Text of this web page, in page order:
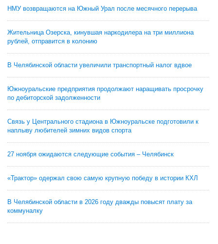
НМУ возвращаются на Южный Урал после месячного перерыва
Жительница Озерска, кинувшая наркодилера на три миллиона
рублей, отправится в колонию
В Челябинской области увеличили транспортный налог вдвое
Южноуральские предприятия продолжают наращивать просрочку
по дебиторской задолженности
Связь у Центрального стадиона в Южноуральске подготовили к
наплыву любителей зимних видов спорта
27 ноября ожидаются следующие события – Челябинск
«Трактор» одержал свою самую крупную победу в истории КХЛ
В Челябинской области в 2026 году дважды повысят плату за
коммуналку